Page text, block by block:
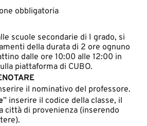
obbligatoria
scuole secondarie di I grado, si
della durata di 2 ore ognuno
dalle ore 10:00 alle 12:00 in
piattaforma di CUBO.
il nominativo del professore.
” inserire il codice della classe, il
città di provenienza (inserendo